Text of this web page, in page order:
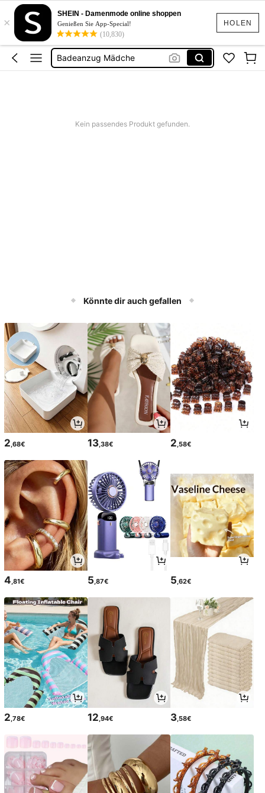
HOLEN
×
SHEIN - Damenmode online shoppen
Genießen Sie App-Special!
(10,830)
Bikini Mädchen
Badeanzug Mädche
Bikini Mädchen
Kein passendes Produkt gefunden.
Könnte dir auch gefallen
2 ,68€ 13,38€ 2 ,58€
4,81€ 5,87€ 5,62€
2,78€ 12,94€ 3,58€